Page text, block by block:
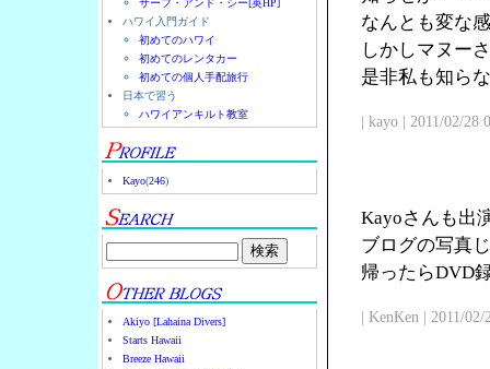
ハワイ入門ガイド
初めてのハワイ
初めてのレンタカー
初めての個人手配旅行
日本で習う
ハワイアンキルト教室
Kayo(246)
Akiyo [Lahaina Divers]
Starts Hawaii
Breeze Hawaii
なんとも変な
しかしマヌー
是非私も知ら
| kayo | 2011/02/28
Kayoさんも出
ブログの写真
帰ったらDVD
| KenKen | 2011/